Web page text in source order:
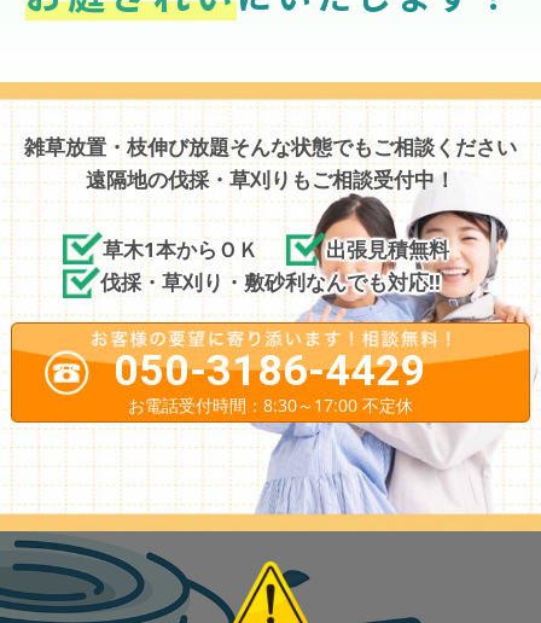
雑草放置・枝伸び放題そんな状態でもご相談ください
遠隔地の伐採・草刈りもご相談受付中！
草木1本からＯＫ
出張見積無料
伐採・草刈り・敷砂利なんでも対応!!
050-3186-4429
お電話受付時間：8:30～17:00 不定休